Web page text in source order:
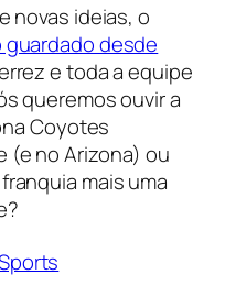
novas ideias, o
guardado desde
e toda a equipe
queremos ouvir a
Coyotes
(e no Arizona) ou
mais uma